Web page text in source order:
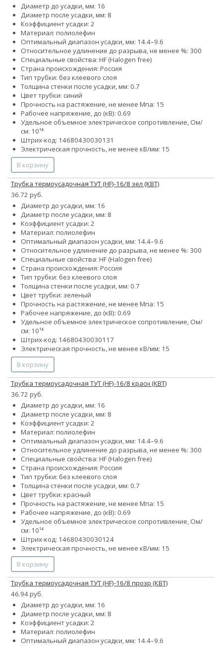
Диаметр до усадки, мм: 16
Диаметр после усадки, мм: 8
Коэффициент усадки: 2
Материал: полиолефин
Оптимальный диапазон усадки, мм: 14.4–9.6
Относительное удлинение до разрыва, не менее %: 300
Специальные свойства: HF (Halogen free)
Страна происхождения: Россия
Тип трубки: без клеевого слоя
Толщина стенки после усадки, мм: 0.7
Цвет трубки: синий
Прочность на растяжение, не менее Мпа: 15
Рабочее напряжение, до (кВ): 0.69
Удельное объемное электрическое сопротивление, Ом/
см: 10¹⁴
Штрих-код: 14680430030131
Электрическая прочность, не менее кВ/мм: 15
В корзину
Трубка термоусадочная ТУТ (HF)-16/8 зел (КВТ)
36.72 руб.
Диаметр до усадки, мм: 16
Диаметр после усадки, мм: 8
Коэффициент усадки: 2
Материал: полиолефин
Оптимальный диапазон усадки, мм: 14.4–9.6
Относительное удлинение до разрыва, не менее %: 300
Специальные свойства: HF (Halogen free)
Страна происхождения: Россия
Тип трубки: без клеевого слоя
Толщина стенки после усадки, мм: 0.7
Цвет трубки: зеленый
Прочность на растяжение, не менее Мпа: 15
Рабочее напряжение, до (кВ): 0.69
Удельное объемное электрическое сопротивление, Ом/
см: 10¹⁴
Штрих-код: 14680430030117
Электрическая прочность, не менее кВ/мм: 15
В корзину
Трубка термоусадочная ТУТ (HF)-16/8 красн (КВТ)
36.72 руб.
Диаметр до усадки, мм: 16
Диаметр после усадки, мм: 8
Коэффициент усадки: 2
Материал: полиолефин
Оптимальный диапазон усадки, мм: 14.4–9.6
Относительное удлинение до разрыва, не менее %: 300
Специальные свойства: HF (Halogen free)
Страна происхождения: Россия
Тип трубки: без клеевого слоя
Толщина стенки после усадки, мм: 0.7
Цвет трубки: красный
Прочность на растяжение, не менее Мпа: 15
Рабочее напряжение, до (кВ): 0.69
Удельное объемное электрическое сопротивление, Ом/
см: 10¹⁴
Штрих-код: 14680430030124
Электрическая прочность, не менее кВ/мм: 15
В корзину
Трубка термоусадочная ТУТ (HF)-16/8 прозр (КВТ)
46.94 руб.
Диаметр до усадки, мм: 16
Диаметр после усадки, мм: 8
Коэффициент усадки: 2
Материал: полиолефин
Оптимальный диапазон усадки, мм: 14.4–9.6